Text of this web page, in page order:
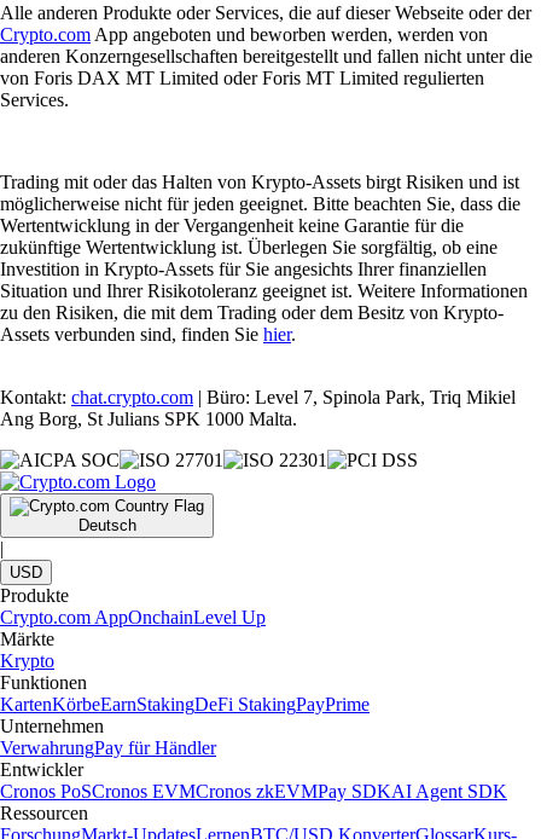
Alle anderen Produkte oder Services, die auf dieser Webseite oder der
Crypto.com App angeboten und beworben werden, werden von
anderen Konzerngesellschaften bereitgestellt und fallen nicht unter die
von Foris DAX MT Limited oder Foris MT Limited regulierten
Services.
Trading mit oder das Halten von Krypto-Assets birgt Risiken und ist
möglicherweise nicht für jeden geeignet. Bitte beachten Sie, dass die
Wertentwicklung in der Vergangenheit keine Garantie für die
zukünftige Wertentwicklung ist. Überlegen Sie sorgfältig, ob eine
Investition in Krypto-Assets für Sie angesichts Ihrer finanziellen
Situation und Ihrer Risikotoleranz geeignet ist. Weitere Informationen
zu den Risiken, die mit dem Trading oder dem Besitz von Krypto-
Assets verbunden sind, finden Sie hier.
Kontakt: chat.crypto.com | Büro: Level 7, Spinola Park, Triq Mikiel
Ang Borg, St Julians SPK 1000 Malta.
Deutsch
|
USD
Produkte
Crypto.com AppOnchainLevel Up
Märkte
Krypto
Funktionen
KartenKörbeEarnStakingDeFi StakingPayPrime
Unternehmen
VerwahrungPay für Händler
Entwickler
Cronos PoSCronos EVMCronos zkEVMPay SDKAI Agent SDK
Ressourcen
ForschungMarkt-UpdatesLernenBTC/USD KonverterGlossarKurs-